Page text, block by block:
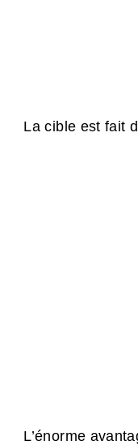
La cible est fait
L’énorme